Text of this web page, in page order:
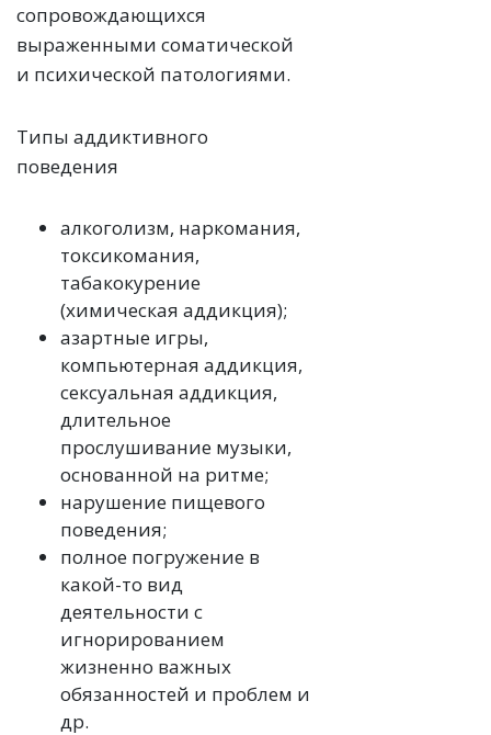
сопровождающихся
выраженными соматической
и психической патологиями.
Типы аддиктивного
поведения
алкоголизм, наркомания,
токсикомания,
табакокурение
(химическая аддикция);
азартные игры,
компьютерная аддикция,
сексуальная аддикция,
длительное
прослушивание музыки,
основанной на ритме;
нарушение пищевого
поведения;
полное погружение в
какой-то вид
деятельности с
игнорированием
жизненно важных
обязанностей и проблем и
др.